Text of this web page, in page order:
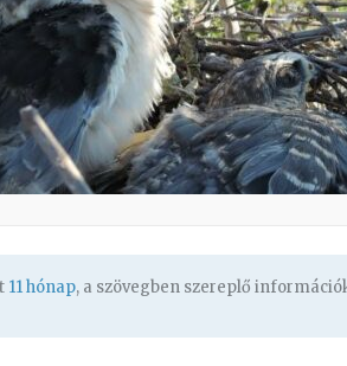
11 hónap, a szövegben szereplő